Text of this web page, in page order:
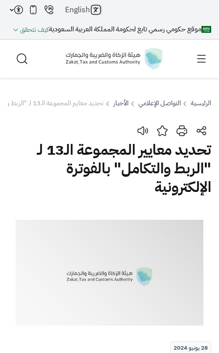
موقع حكومي رسمي تابع لحكومة المملكة العربية السعوديةكيف تتحقق
English
بحث
بحث بحث AI
اقتراحات
الزكاة الجمارك
ضريبة القيمة المضافة
الرئيسية التواصل الإعلامي الأخبار تحديد معايير المجموعة الـ13 لـ "الربط والتكامل" بالفوترة الإلكترونية
تحديد معايير المجموعة الـ13 لـ
"الربط والتكامل" بالفوترة
الإلكترونية
28 يونيو 2024